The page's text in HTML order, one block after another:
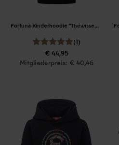
Fortuna Kinderhoodie "Thewissenweg"
(1)
€ 44,95
Mitgliederpreis: € 40,46